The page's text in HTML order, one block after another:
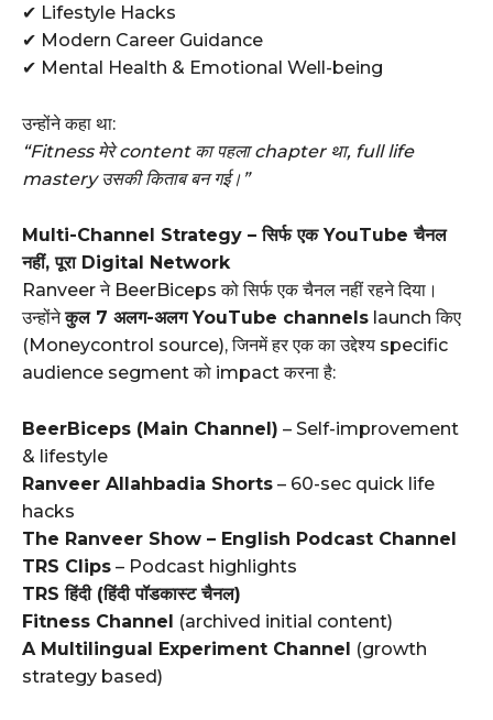
✔ Lifestyle Hacks
✔ Modern Career Guidance
✔ Mental Health & Emotional Well-being
उन्होंने कहा था:
“Fitness मेरे content का पहला chapter था, full life
mastery उसकी किताब बन गई।”
Multi-Channel Strategy – सिर्फ एक YouTube चैनल
नहीं, पूरा Digital Network
Ranveer ने BeerBiceps को सिर्फ एक चैनल नहीं रहने दिया।
उन्होंनेकुल 7 अलग-अलग YouTube channels launch किए
(Moneycontrol source), जिनमें हर एक का उद्देश्य specific
audience segment को impact करना है:
BeerBiceps (Main Channel) – Self-improvement
& lifestyle
Ranveer Allahbadia Shorts – 60-sec quick life
hacks
The Ranveer Show – English Podcast Channel
TRS Clips – Podcast highlights
TRS हिंदी (हिंदी पॉडकास्ट चैनल)
Fitness Channel (archived initial content)
A Multilingual Experiment Channel (growth
strategy based)